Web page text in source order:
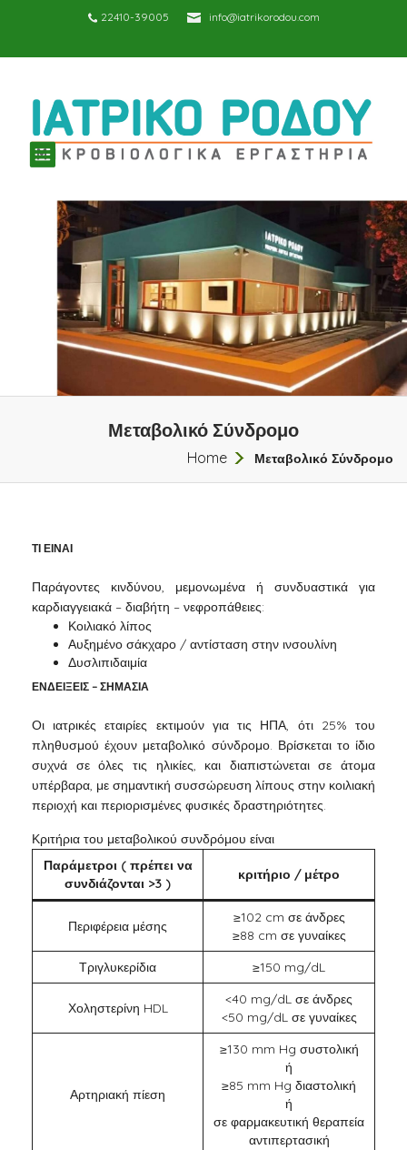
22410-39005 info@iatrikorodou.com
TOGGLE
NAVIGATION
Μεταβολικό Σύνδρομο
Home Μεταβολικό Σύνδρομο
ΤΙ ΕΙΝΑΙ
Παράγοντες κινδύνου, μεμονωμένα ή συνδυαστικά για
καρδιαγγειακά – διαβήτη – νεφροπάθειες:
Κοιλιακό λίπος
Αυξημένο σάκχαρο / αντίσταση στην ινσουλίνη
Δυσλιπιδαιμία
ΕΝΔΕΙΞΕΙΣ – ΣΗΜΑΣΙΑ
Οι ιατρικές εταιρίες εκτιμούν για τις ΗΠΑ, ότι 25% του
πληθυσμού έχουν μεταβολικό σύνδρομο. Βρίσκεται το ίδιο
συχνά σε όλες τις ηλικίες, και διαπιστώνεται σε άτομα
υπέρβαρα, με σημαντική συσσώρευση λίπους στην κοιλιακή
περιοχή και περιορισμένες φυσικές δραστηριότητες.
Κριτήρια του μεταβολικού συνδρόμου είναι
Παράμετροι ( πρέπει να
συνδιάζονται >3 )
κριτήριο / μέτρο
Περιφέρεια μέσης
≥102 cm σε άνδρες
≥88 cm σε γυναίκες
Τριγλυκερίδια
≥150 mg/dL
Χοληστερίνη HDL
<40 mg/dL σε άνδρες
<50 mg/dL σε γυναίκες
Αρτηριακή πίεση
≥130 mm Hg συστολική
ή
≥85 mm Hg διαστολική
ή
σε φαρμακευτική θεραπεία
αντιπερτασική